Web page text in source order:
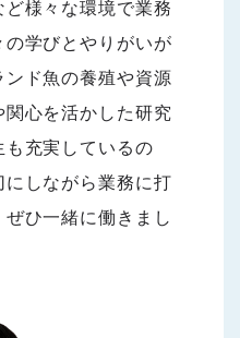
様々な環境で業務
学びとやりがいが
ド魚の養殖や資源
心を活かした研究
充実しているの
しながら業務に打
ひ一緒に働きまし